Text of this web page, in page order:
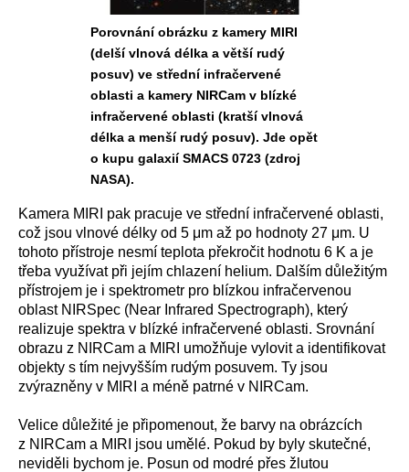
Porovnání obrázku z kamery MIRI
(delší vlnová délka a větší rudý
posuv) ve střední infračervené
oblasti a kamery NIRCam v blízké
infračervené oblasti (kratší vlnová
délka a menší rudý posuv). Jde opět
o kupu galaxií SMACS 0723 (zdroj
NASA).
Kamera MIRI pak pracuje ve střední infračervené oblasti,
což jsou vlnové délky od 5 μm až po hodnoty 27 μm. U
tohoto přístroje nesmí teplota překročit hodnotu 6 K a je
třeba využívat při jejím chlazení helium. Dalším důležitým
přístrojem je i spektrometr pro blízkou infračervenou
oblast NIRSpec (Near Infrared Spectrograph), který
realizuje spektra v blízké infračervené oblasti. Srovnání
obrazu z NIRCam a MIRI umožňuje vylovit a identifikovat
objekty s tím nejvyšším rudým posuvem. Ty jsou
zvýrazněny v MIRI a méně patrné v NIRCam.
Velice důležité je připomenout, že barvy na obrázcích
z NIRCam a MIRI jsou umělé. Pokud by byly skutečné,
neviděli bychom je. Posun od modré přes žlutou